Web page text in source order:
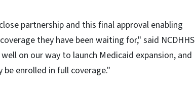
partnership and this final approval enabling
they have been waiting for," said NCDHHS
on our way to launch Medicaid expansion, and
enrolled in full coverage."